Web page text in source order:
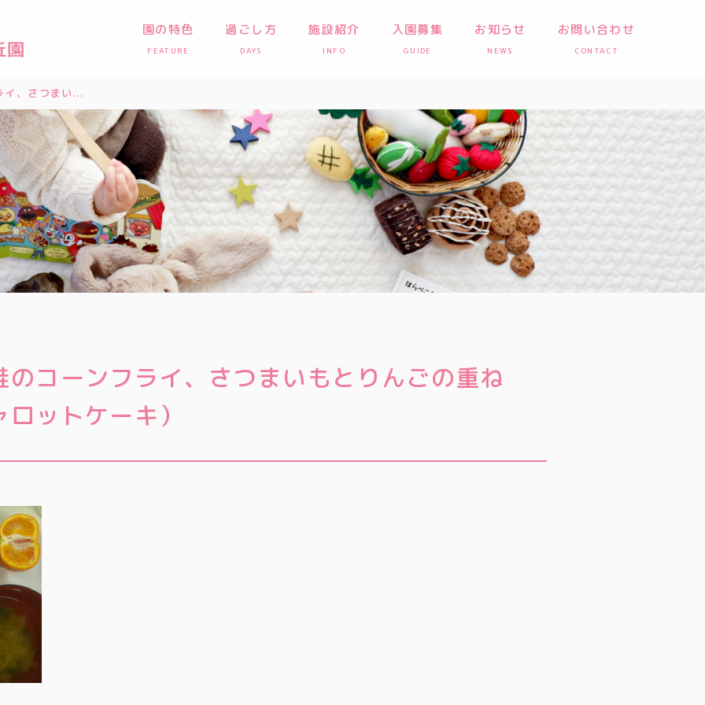
園の特色
FEATURE
過ごし方
DAYS
施設紹介
INFO
入園募集
GUIDE
お知らせ
NEWS
お問い合わせ
CONTACT
イ、さつまい...
コーンフライ、さつまいもとりんごの重ね
ットケーキ）